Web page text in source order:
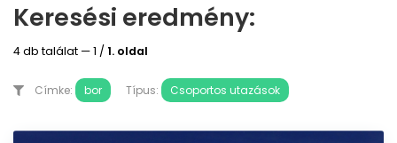
Keresési eredmény:
4 db találat — 1 / 1. oldal
Címke: bor Típus: Csoportos utazások